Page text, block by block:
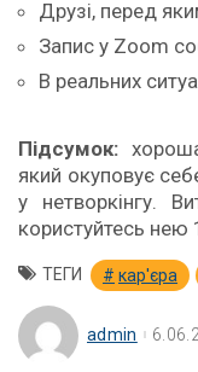
Друзі, перед
Запис у Zoom
В реальних
Підсумок:
який окуповує
у нетворкінгу.
користуйтесь нею
ТЕГИ кар'єра
admin